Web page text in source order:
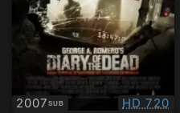
2007SUB
Субтитри Качество:
HD 720